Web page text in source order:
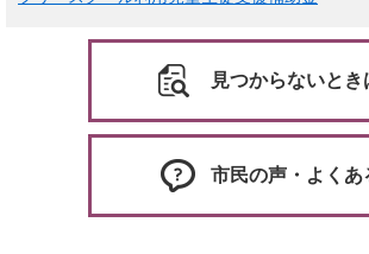
見つからないとき
市民の声・よくあ